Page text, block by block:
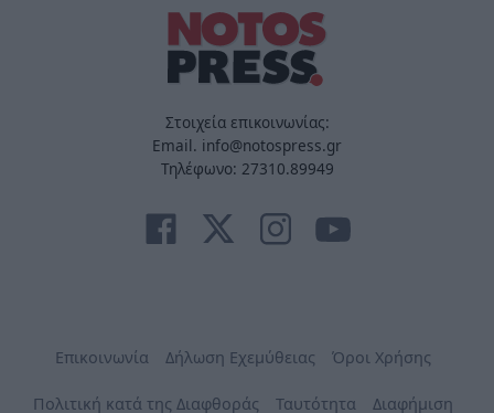
Στοιχεία επικοινωνίας:
Email. info@notospress.gr
Τηλέφωνο: 27310.89949
Επικοινωνία Δήλωση Εχεμύθειας Όροι Χρήσης
Πολιτική κατά της Διαφθοράς Ταυτότητα Διαφήμιση